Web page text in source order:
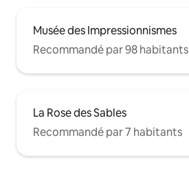
Musée des Impressionnismes
Recommandé par 98 habitants
La Rose des Sables
Recommandé par 7 habitants